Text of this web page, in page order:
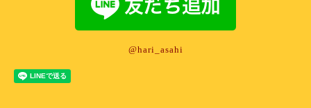
@hari_asahi